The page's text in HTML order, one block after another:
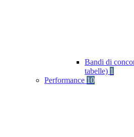
Bandi di
tabelle) 1
Performance 10